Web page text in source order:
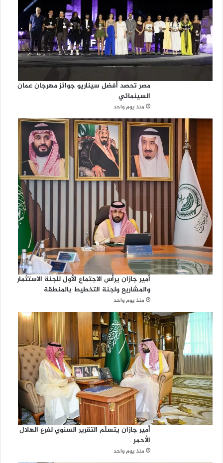
مصر تحصد أفضل سيناريو جوائز مهرجان عمان
السينمائي
منذ يوم واحد
أمير جازان يرأس الاجتماع الأول للجنة الاستثمار
والمشاريع ولجنة التخطيط بالمنطقة
منذ يوم واحد
أمير جازان يتسلّم التقرير السنوي لفرع الهلال
الأحمر
منذ يوم واحد